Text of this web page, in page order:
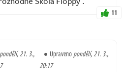
11
pondělí, 21. 3.,
Upravenopondělí, 21. 3.,
20:17